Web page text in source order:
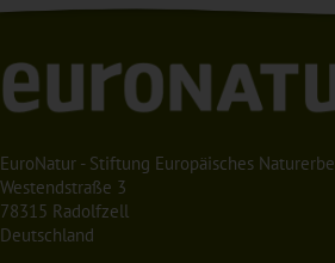
EuroNatur - Stiftung Europäisches Naturerbe
Westendstraße 3
78315 Radolfzell
Deutschland